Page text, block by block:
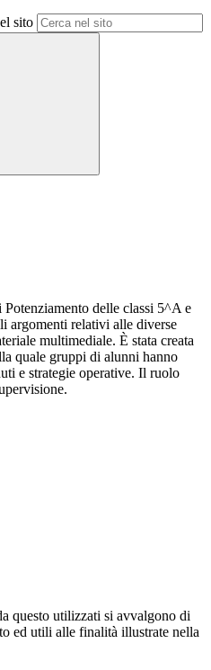
sito
Potenziamento delle classi 5^A e
argomenti relativi alle diverse
multimediale. È stata creata
quale gruppi di alunni hanno
e strategie operative. Il ruolo
questo utilizzati si avvalgono di
ed utili alle finalità illustrate nella